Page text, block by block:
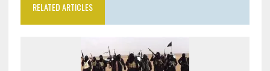
RELATED ARTICLES